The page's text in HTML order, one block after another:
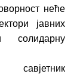
неће
јавних
солидарну